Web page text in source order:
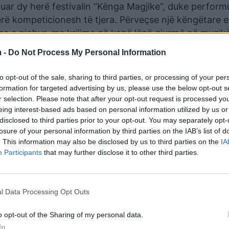
- Do Not Process My Personal Information
opt-out of the sale, sharing to third parties, or processing of your
for targeted advertising by us, please use the below opt-out
selection. Please note that after your opt-out request is processed
interest-based ads based on personal information utilized by us
to third parties prior to your opt-out. You may separately
of your personal information by third parties on the IAB’s list of
This information may also be disclosed by us to third parties on the
Participants that may further disclose it to other third parties.
Data Processing Opt Outs
opt-out of the Sharing of my personal data.
dy herë festivalin “Kënga Magjike”, duke
kompeticionesh të tjera. Përveçse një këngëtare e
e njohur, me krijime që kanë lënë gjurmë në
Klajdit për të ngacmuar Rozanën apo një bindje
Mbetet për t’u parë në episodet e ardhshme të